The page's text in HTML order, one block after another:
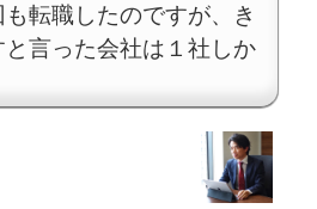
転職したのですが、き
言った会社は１社しか